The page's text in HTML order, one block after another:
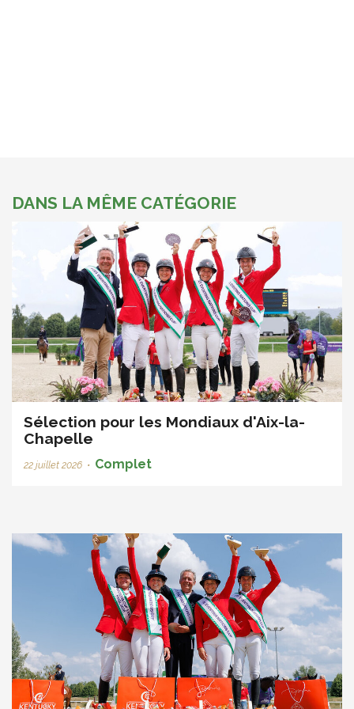
DANS LA MÊME CATÉGORIE
Sélection pour les Mondiaux d'Aix-la-
Chapelle
22 juillet 2026 • Complet